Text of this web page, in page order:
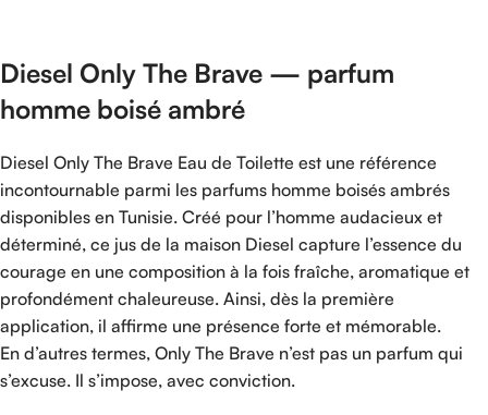
Diesel Only The Brave — parfum
homme boisé ambré
Diesel Only The Brave Eau de Toilette est une référence
incontournable parmi les parfums homme boisés ambrés
disponibles en Tunisie. Créé pour l’homme audacieux et
déterminé, ce jus de la maison Diesel capture l’essence du
courage en une composition à la fois fraîche, aromatique et
profondément chaleureuse. Ainsi, dès la première
application, il affirme une présence forte et mémorable.
En d’autres termes, Only The Brave n’est pas un parfum qui
s’excuse. Il s’impose, avec conviction.